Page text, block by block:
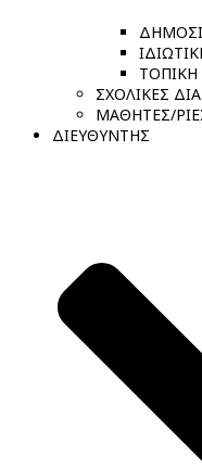
ΤΟΠΙΚΗ
ΣΧΟΛΙΚΕΣ
ΜΑΘΗΤΕΣ/
ΔΙΕΥΘΥΝΤΗΣ